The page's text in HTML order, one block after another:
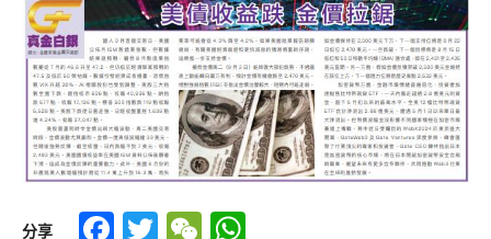
分享 Facebook
TwitterWeChat